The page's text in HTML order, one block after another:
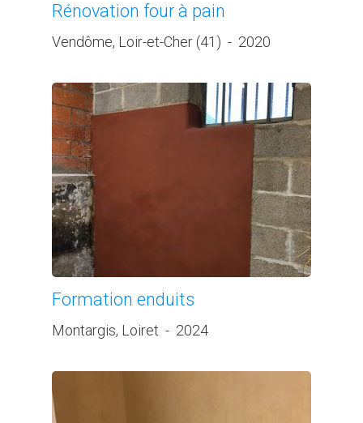
Rénovation four à pain
Vendôme, Loir-et-Cher (41) - 2020
Formation enduits
Montargis, Loiret - 2024